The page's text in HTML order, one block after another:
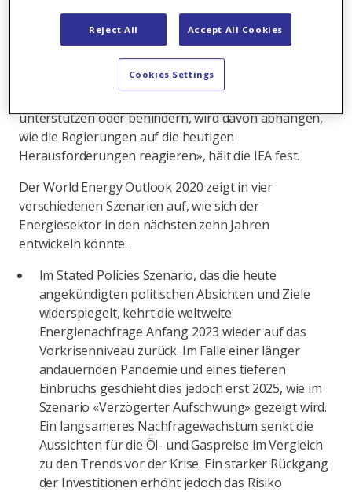
Störungen verursacht als jedes andere Ereignis in der
jüngeren Geschichte. «Ob diese Umwälzungen die
Bemühungen um eine Beschleunigung des
Übergangs zu sauberen Energien und die Erreichung
unterstützen oder behindern, wird davon abhängen,
wie die Regierungen auf die heutigen
Herausforderungen reagieren», hält die IEA fest.
Der World Energy Outlook 2020 zeigt in vier
verschiedenen Szenarien auf, wie sich der
Energiesektor in den nächsten zehn Jahren
entwickeln könnte.
Im Stated Policies Szenario, das die heute
angekündigten politischen Absichten und Ziele
widerspiegelt, kehrt die weltweite
Energienachfrage Anfang 2023 wieder auf das
Vorkrisenniveau zurück. Im Falle einer länger
andauernden Pandemie und eines tieferen
Einbruchs geschieht dies jedoch erst 2025, wie im
Szenario «Verzögerter Aufschwung» gezeigt wird.
Ein langsameres Nachfragewachstum senkt die
Aussichten für die Öl- und Gaspreise im Vergleich
zu den Trends vor der Krise. Ein starker Rückgang
der Investitionen erhöht jedoch das Risiko
Reject All Accept All Cookies
Cookies Settings